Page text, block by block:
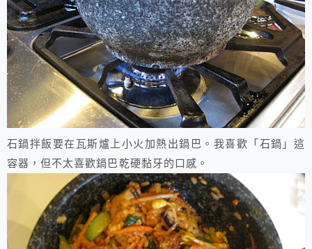
石鍋拌飯要在瓦斯爐上小火加熱出鍋巴。我喜歡「石鍋」這
容器，但不太喜歡鍋巴乾硬黏牙的口感。